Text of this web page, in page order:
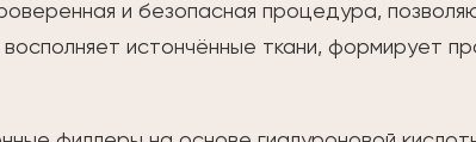
и безопасная процедура,
истончённые ткани, формирует